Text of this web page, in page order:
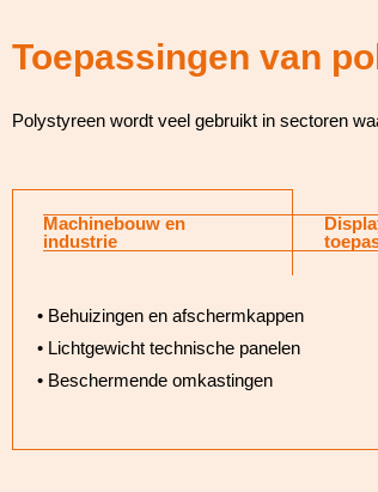
Toepassingen van
Polystyreen wordt veel gebruikt in sectoren
Machinebouw en
industrie
• Behuizingen en afschermkappen
• Lichtgewicht technische panelen
• Beschermende omkastingen